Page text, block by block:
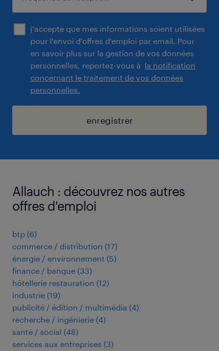
j'accepte que mes informations soient utilisées
pour l'envoi d'offres d'emploi par email. Pour
en savoir plus sur la gestion de vos données
personnelles, reportez-vous à la notification
concernant le traitement de vos données
personnelles.
enregistrer
Allauch : découvrez nos autres
offres d'emploi
btp (6)
commerce / distribution (17)
énergie / environnement (5)
finance / banque (33)
hôtellerie restauration (12)
industrie (19)
publicité / édition / multimédia (4)
recherche / ingénierie (4)
santé / social (48)
services aux entreprises (3)